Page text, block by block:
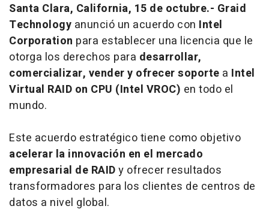
Santa Clara, California, 15 de octubre.- Graid
Technology anunció un acuerdo con Intel
Corporation para establecer una licencia que le
otorga los derechos para desarrollar,
comercializar, vender y ofrecer soporte a Intel
Virtual RAID on CPU (Intel VROC) en todo el
mundo.
Este acuerdo estratégico tiene como objetivo
acelerar la innovación en el mercado
empresarial de RAIDy ofrecer resultados
transformadores para los clientes de centros de
datos a nivel global.